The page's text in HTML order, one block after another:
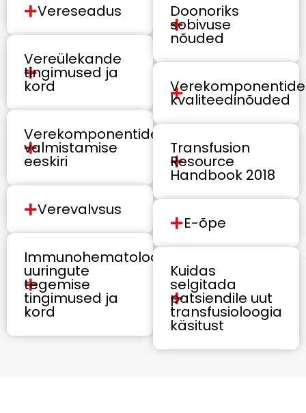
Vereseadus
Vereülekande
tingimused ja
kord
Verekomponentide
valmistamise
eeskiri
Verevalvsus
Immunohematoloogiliste
uuringute
tegemise
tingimused ja
kord
Doonoriks
sobivuse
nõuded
Verekomponentide
kvaliteedinõuded
Transfusion
Resource
Handbook 2018
E-õpe
Kuidas
selgitada
patsiendile uut
transfusioloogia
käsitust